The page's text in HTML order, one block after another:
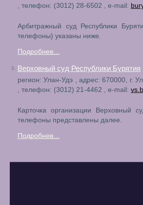
, телефон: (3012) 28-6502 , e-mail:
Арбитражный суд Республики
телефоны) указаны ниже.
Подробнее...
3. Верховный суд Республики Бурятия
регион: Улан-Удэ , адрес: 670000, г.
, телефон: (3012) 21-4462 , e-mail:
Карточка организации Верховный
телефоны представлены далее.
Подробнее...